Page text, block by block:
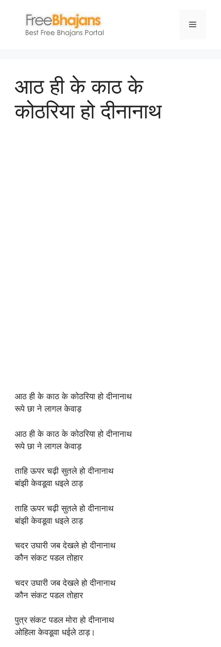
content
Menu
आठ ही के काठ के
कोठरिया हो दीनानाथ
आठ ही के काठ के कोठरिया हो दीनानाथ
रूपे छा ने लागल केवाड़
आठ ही के काठ के कोठरिया हो दीनानाथ
रूपे छा ने लागल केवाड़
ताहि ऊपर चढ़ी सुतले हो दीनानाथ
बांझी केवडूवा धइले ठाड़
ताहि ऊपर चढ़ी सुतले हो दीनानाथ
बांझी केवडूवा धइले ठाड़
चदर उघारी जब देखले हो दीनानाथ
कौन संकट पडल तोहार
चदर उघारी जब देखले हो दीनानाथ
कौन संकट पडल तोहार
पुत्र संकट पडल मोरा हो दीनानाथ
ओहिला केवडूवा धईले ठाड़।